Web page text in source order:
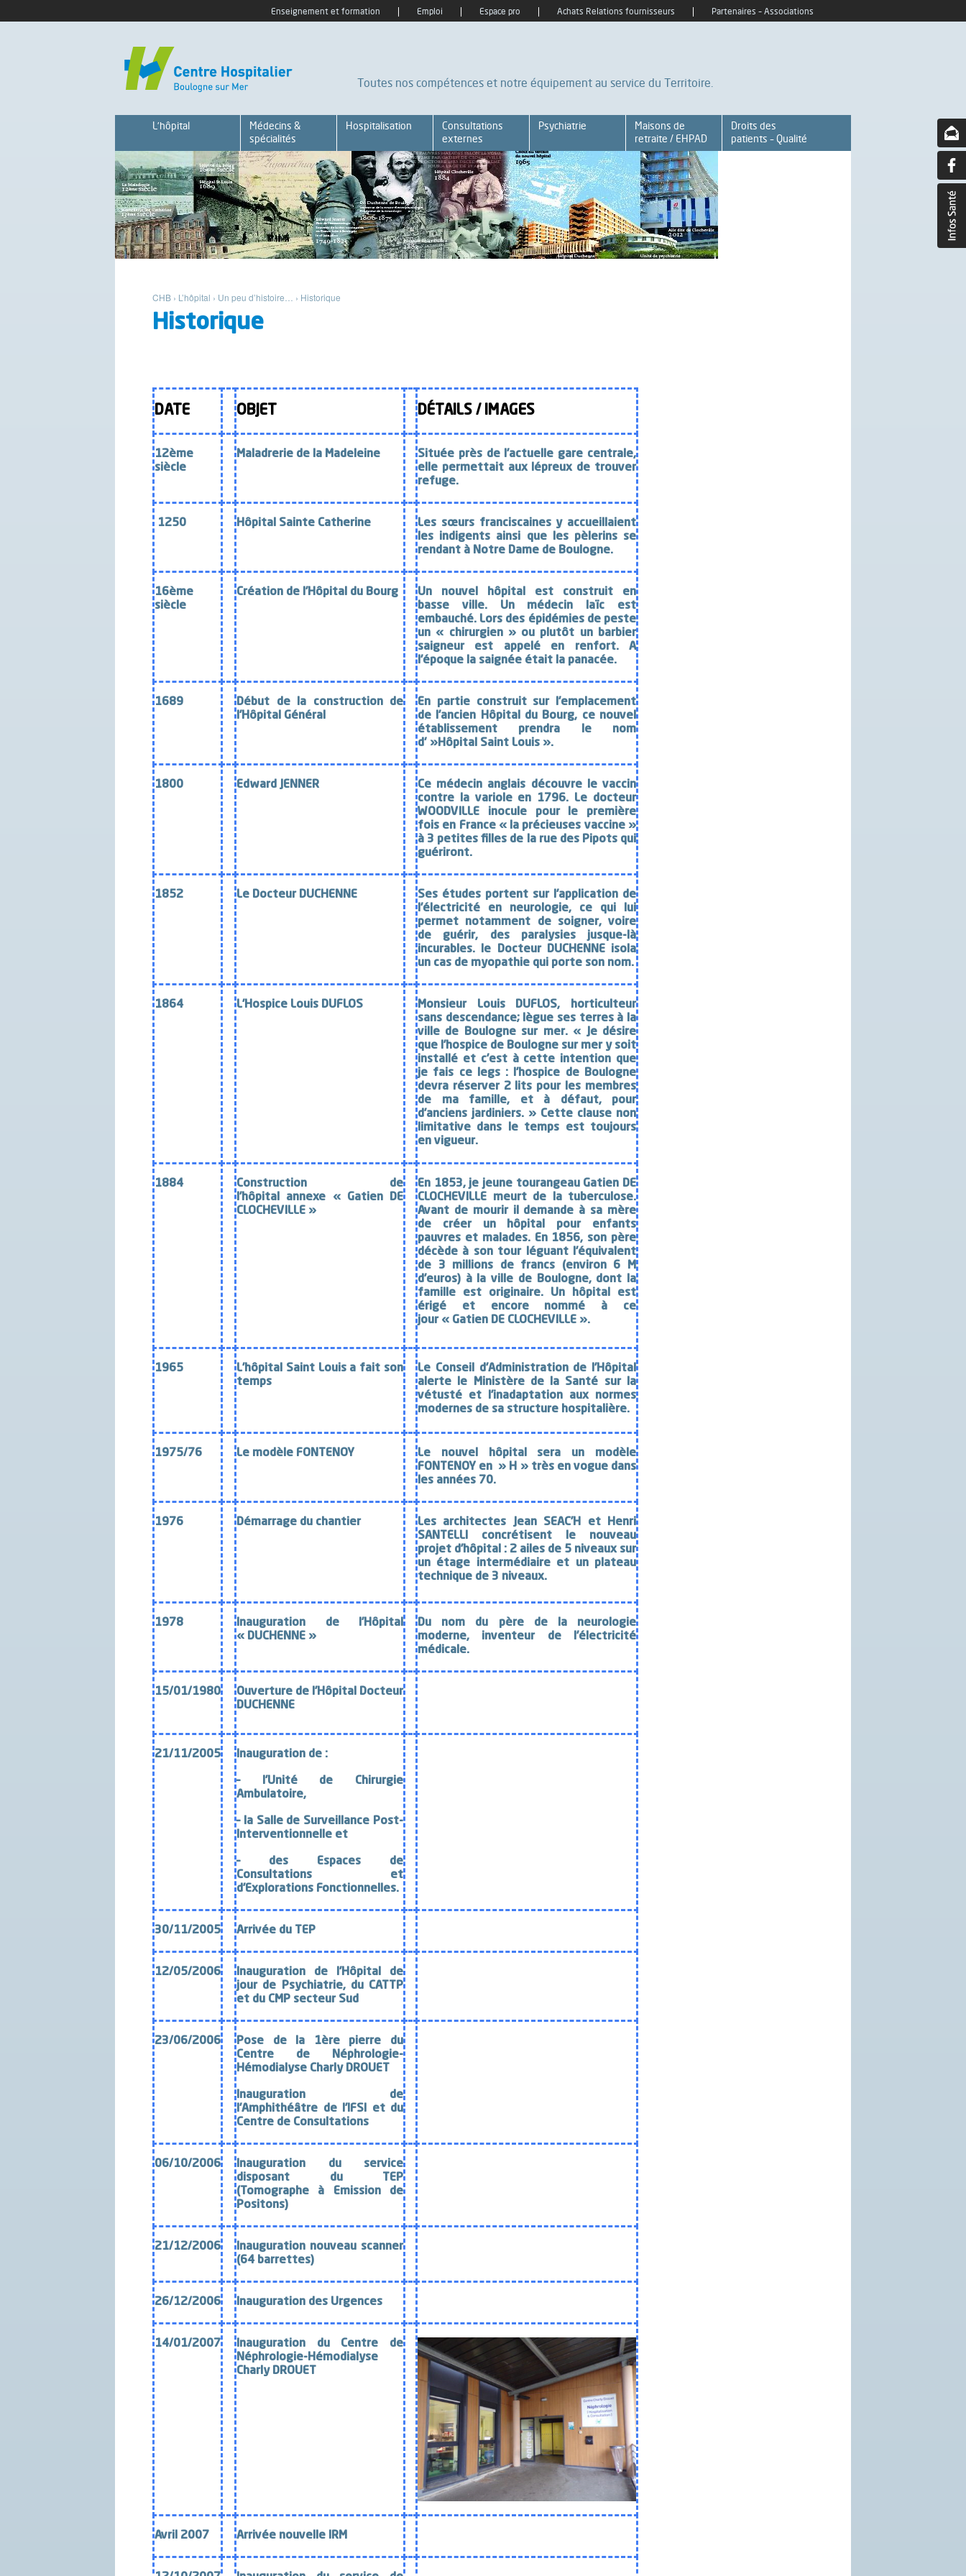
Partenaires – Associations
Achats Relations fournisseurs
Espace pro
Emploi
Enseignement et formation
Toutes nos compétences et notre équipement au service du Territoire.
L’hôpital
Médecins &
spécialités
Hospitalisation
Consultations
externes
Psychiatrie
Maisons de
retraite / EHPAD
Droits des
patients – Qualité
CHB › L’hôpital › Un peu d’histoire… › Historique
Historique
DATE OBJET DÉTAILS / IMAGES
12ème
siècle
Maladrerie de la Madeleine
Située près de l’actuelle gare centrale,
elle permettait aux lépreux de trouver
refuge.
1250 Hôpital Sainte Catherine
Les sœurs franciscaines y accueillaient
les indigents ainsi que les pèlerins se
rendant à Notre Dame de Boulogne.
16ème
siècle
Création de l’Hôpital du Bourg
Un nouvel hôpital est construit en
basse ville. Un médecin laïc est
embauché. Lors des épidémies de peste
un « chirurgien » ou plutôt un barbier
saigneur est appelé en renfort. A
l’époque la saignée était la panacée.
1689
Début de la construction de
l’Hôpital Général
En partie construit sur l’emplacement
de l’ancien Hôpital du Bourg, ce nouvel
établissement prendra le nom
d' »Hôpital Saint Louis ».
1800 Edward JENNER
Ce médecin anglais découvre le vaccin
contre la variole en 1796. Le docteur
WOODVILLE inocule pour le première
fois en France « la précieuses vaccine »
à 3 petites filles de la rue des Pipots qui
guériront.
1852 Le Docteur DUCHENNE
Ses études portent sur l’application de
l’électricité en neurologie, ce qui lui
permet notamment de soigner, voire
de guérir, des paralysies jusque-là
incurables. le Docteur DUCHENNE isola
un cas de myopathie qui porte son nom.
1864 L’Hospice Louis DUFLOS
Monsieur Louis DUFLOS, horticulteur
sans descendance; lègue ses terres à la
ville de Boulogne sur mer. « Je désire
que l’hospice de Boulogne sur mer y soit
installé et c’est à cette intention que
je fais ce legs : l’hospice de Boulogne
devra réserver 2 lits pour les membres
de ma famille, et à défaut, pour
d’anciens jardiniers. » Cette clause non
limitative dans le temps est toujours
en vigueur.
1884
Construction de
l’hôpital annexe « Gatien DE
CLOCHEVILLE »
En 1853, je jeune tourangeau Gatien DE
CLOCHEVILLE meurt de la tuberculose.
Avant de mourir il demande à sa mère
de créer un hôpital pour enfants
pauvres et malades. En 1856, son père
décède à son tour léguant l’équivalent
de 3 millions de francs (environ 6 M
d’euros) à la ville de Boulogne, dont la
famille est originaire. Un hôpital est
érigé et encore nommé à ce
jour « Gatien DE CLOCHEVILLE ».
1965
L’hôpital Saint Louis a fait son
temps
Le Conseil d’Administration de l’Hôpital
alerte le Ministère de la Santé sur la
vétusté et l’inadaptation aux normes
modernes de sa structure hospitalière.
1975/76 Le modèle FONTENOY
Le nouvel hôpital sera un modèle
FONTENOY en » H » très en vogue dans
les années 70.
1976 Démarrage du chantier
Les architectes Jean SEAC’H et Henri
SANTELLI concrétisent le nouveau
projet d’hôpital : 2 ailes de 5 niveaux sur
un étage intermédiaire et un plateau
technique de 3 niveaux.
1978 Inauguration de l’Hôpital
« DUCHENNE »
Du nom du père de la neurologie
moderne, inventeur de l’électricité
médicale.
15/01/1980 Ouverture de l’Hôpital Docteur
DUCHENNE
21/11/2005 Inauguration de :
– l’Unité de Chirurgie
Ambulatoire,
– la Salle de Surveillance Post-
Interventionnelle et
– des Espaces de
Consultations et
d’Explorations Fonctionnelles.
30/11/2005 Arrivée du TEP
12/05/2006 Inauguration de l’Hôpital de
jourde
Psychiatrie, du CATTP
et du CMP secteur Sud
23/06/2006
Pose de la 1ère pierre du
Centre de Néphrologie-
Hémodialyse Charly DROUET
Inauguration de
l’Amphithéâtre de l’IFSI
et du
Centre de Consultations
06/10/2006
Inauguration du service
disposant du
TEP
(Tomographe à Emission de
Positons)
21/12/2006 Inauguration nouveau scanner
(64 barrettes)
26/12/2006 Inauguration des Urgences
14/01/2007 Inauguration du Centre de
Néphrologie-Hémodialyse
Charly DROUET
Avril 2007 Arrivée nouvelle IRM